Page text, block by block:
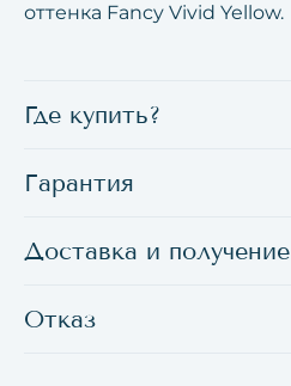
оттенка Fancy Vivid Yellow.
Где купить?
Гарантия
Доставка и получение
Отказ